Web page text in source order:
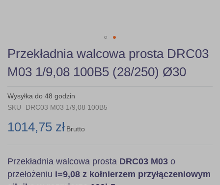
Skip
to
the
beginning
the
images
Przekładnia walcowa prosta DRC03
M03 1/9,08 100B5 (28/250) Ø30
Wysyłka do 48 godzin
SKU
DRC03 M03 1/9,08 100B5
1014,75 zł Brutto
Przekładnia walcowa prosta DRC03 M03 o
przełożeniu i=9,08 z kołnierzem przyłączeniowym